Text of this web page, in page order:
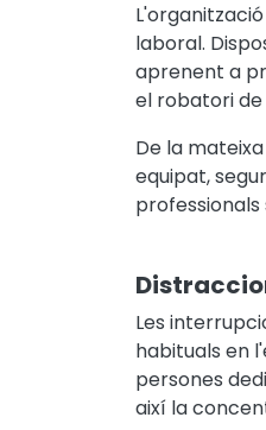
laboral.
aprenent a
el robatori
De la
equipat,
Les
habituals en
persones
així la